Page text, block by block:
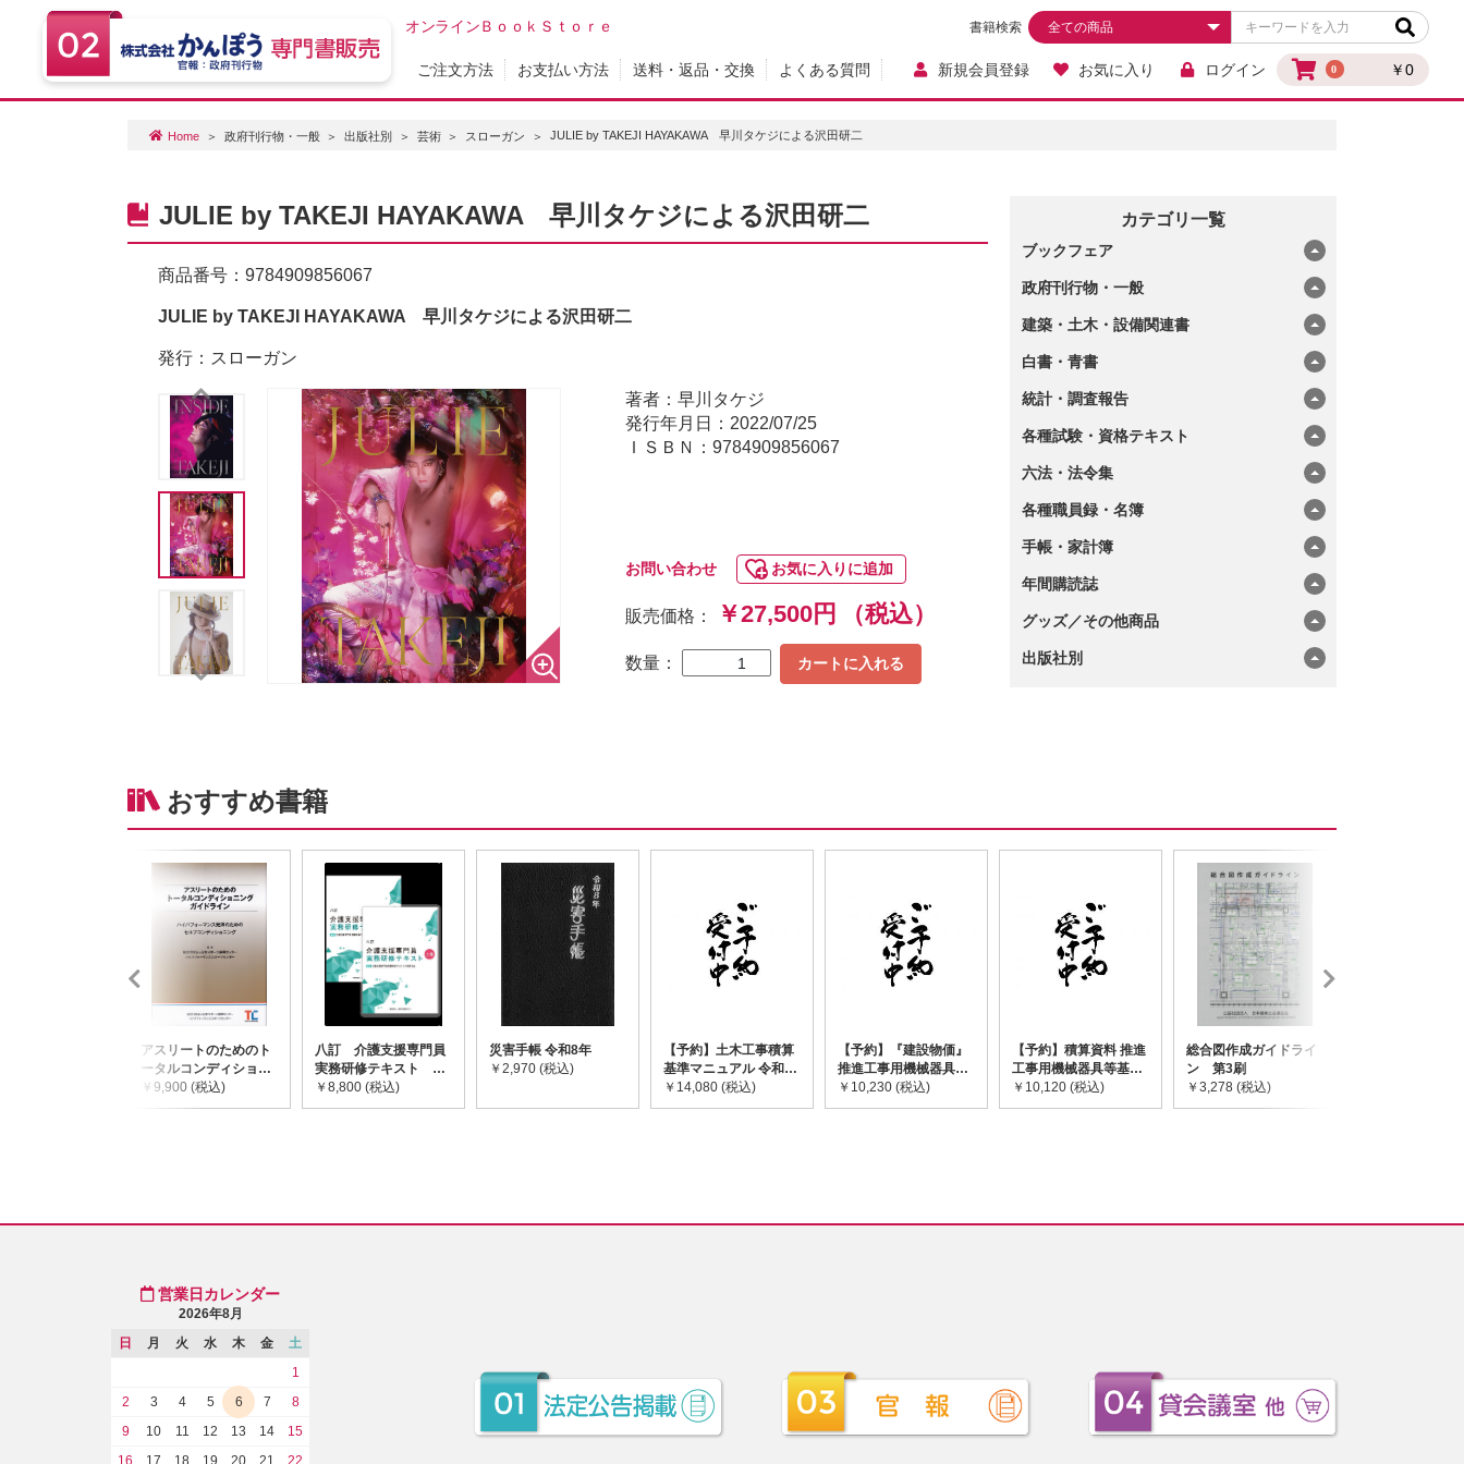
オンラインＢｏｏｋＳｔｏｒｅ
0 ￥0
書籍検索
ご注文方法 お支払い方法 送料・返品・交換 よくある質問 新規会員登録 お気に入り ログイン
Home 政府刊行物・一般 出版社別 芸術 スローガン JULIE by TAKEJI HAYAKAWA 早川タケジによる沢田研二
カテゴリ一覧
ブックフェア
政府刊行物・一般
建築・土木・設備関連書
白書・青書
統計・調査報告
各種試験・資格テキスト
六法・法令集
各種職員録・名簿
手帳・家計簿
年間購読誌
グッズ／その他商品
出版社別
JULIE by TAKEJI HAYAKAWA 早川タケジによる沢田研二
商品番号： 9784909856067
JULIE by TAKEJI HAYAKAWA 早川タケジによる沢田研二
発行：スローガン
著者：早川タケジ
発行年月日：2022/07/25
ＩＳＢＮ：9784909856067
お問い合わせ お気に入りに追加
販売価格： ￥27,500円 （税込）
数量： カートに入れる
おすすめ書籍
アスリートのためのト
ータルコンディショニ
ングガイドライン
￥9,900 (税込)
八訂 介護支援専門員
実務研修テキスト
(上・下巻/分売不可)
￥8,800 (税込)
災害手帳 令和8年
￥2,970 (税込)
【予約】土木工事積算
基準マニュアル 令和8
年度版 ※2026年8月
下旬発売予定
￥14,080 (税込)
【予約】『建設物価』
推進工事用機械器具等
基礎価格表 2026年度
版 ※2026/8/31発売予
￥10,230 (税込)
【予約】積算資料 推進
工事用機械器具等基礎
価格表 2026年度版
※2026/8/31発売予定
￥10,120 (税込)
総合図作成ガイドライ
ン 第3刷
￥3,278 (税込)
営業日カレンダー
2026年8月
日
月 火 水 木 金
土
1
2
3 4 5 6 7
8
9
10 11 12 13 14
15
16
17 18 19 20 21 22